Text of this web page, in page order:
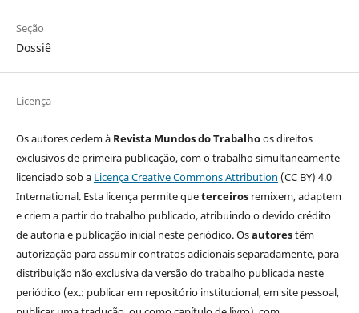
Seção
Dossiê
Licença
Os autores cedem à Revista Mundos do Trabalhoos direitos
exclusivos de primeira publicação, com o trabalho simultaneamente
licenciado sob a Licença Creative Commons Attribution (CC BY) 4.0
International. Esta licença permite queterceirosremixem, adaptem
e criem a partir do trabalho publicado, atribuindo o devido crédito
de autoria e publicação inicial neste periódico. Osautorestêm
autorização para assumir contratos adicionais separadamente, para
distribuição não exclusiva da versão do trabalho publicada neste
periódico (ex.: publicar em repositório institucional, em site pessoal,